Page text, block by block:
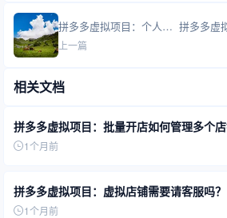
拼多多虚拟项目：个人能开几家拼多多虚拟店？需要营业执照吗？
上一篇
相关文档
拼多多虚拟项目：批量开店如何管理多个店
1个月前
拼多多虚拟项目：虚拟店铺需要请客服吗？
1个月前